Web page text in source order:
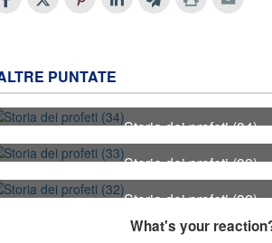
PUNTATE
34 Storia dei profeti (34)
33 Storia dei profeti (33)
Storia dei profeti (32)